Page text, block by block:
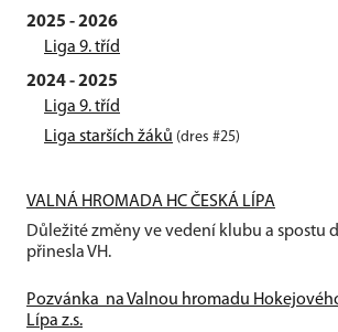
2025 - 2026
Liga 9. tříd
2024 - 2025
Liga 9. tříd
Liga starších žáků (dres #25)
VALNÁ HROMADA HC ČESKÁ LÍPA
Důležité změny ve vedení klubu a spostu
přinesla VH.
Pozvánka na Valnou hromadu
Lípa z.s.